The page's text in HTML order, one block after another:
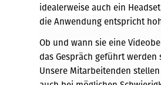
idealerweise auch ein
die Anwendung entspricht
Ob und wann sie eine
das Gespräch geführt werden
Unsere Mitarbeitenden